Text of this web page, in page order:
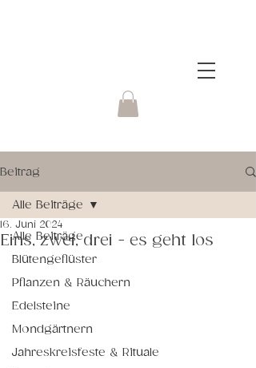
Beitrag
Alle Beiträge
Blütengeflüster
Pflanzen & Räuchern
Edelsteine
Mondgärtnern
Jahreskreisfeste & Rituale
Alle Beiträge
Eins, zwei, drei - es geht los
16. Juni 2024